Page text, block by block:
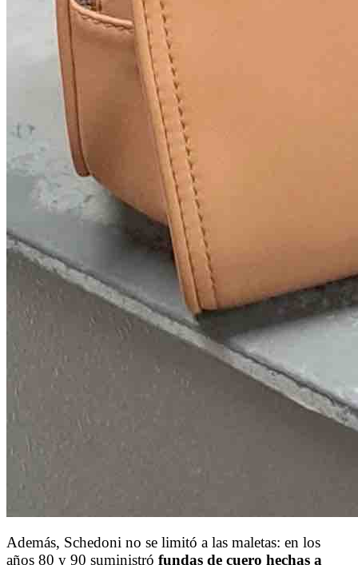
Además, Schedoni no se limitó a las maletas: en los
años 80 y 90 suministró fundas de cuero hechas a